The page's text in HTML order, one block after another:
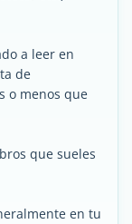
a leer en
de
o menos que
que sueles
en tu